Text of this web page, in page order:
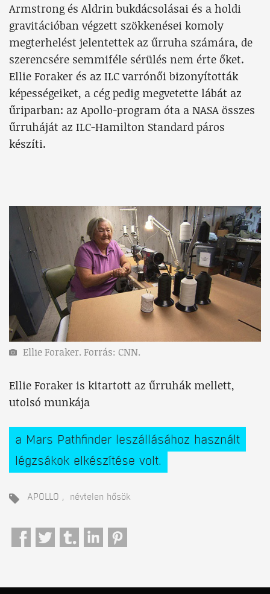
Armstrong és Aldrin bukdácsolásai és a holdi
gravitációban végzett szökkenései komoly
megterhelést jelentettek az űrruha számára, de
szerencsére semmiféle sérülés nem érte őket.
Ellie Foraker és az ILC varrónői bizonyították
képességeiket, a cég pedig megvetette lábát az
űriparban: az Apollo-program óta a NASA összes
űrruháját az ILC-Hamilton Standard páros
készíti.
Ellie Foraker. Forrás: CNN.
Ellie Foraker is kitartott az űrruhák mellett,
utolsó munkája
a Mars Pathfinder leszállásához használt
légzsákok elkészítése volt.
APOLLO névtelen hősök